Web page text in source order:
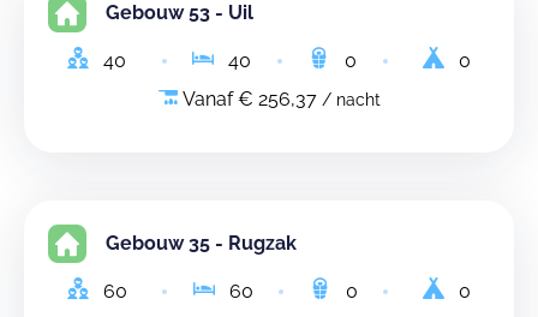
Gebouw 53 - Uil
40 40 0
0
Vanaf € 256,37 / nacht
Gebouw 35 - Rugzak
60 60 0
0